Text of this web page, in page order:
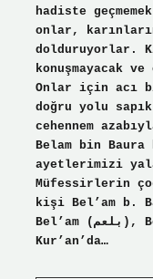
hadiste
onlar,
dolduruyorlar.
konuşmayacak
Onlar için acı
doğru yolu
cehennem
Belam bin
ayetlerimizi
Müfessirlerin
kişi Bel’am b.
Bel’am (بلعم), Bel’âm (بلعام), Bel’âm b. Ebrar
Kur’an’da…